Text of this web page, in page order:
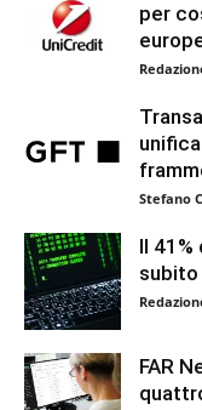
per
Stefano
Il
FAR